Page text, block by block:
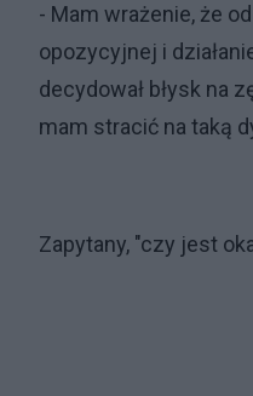
- Mam wrażenie, że
opozycyjnej i
decydował błysk na
mam stracić na taką
Zapytany, "czy jest